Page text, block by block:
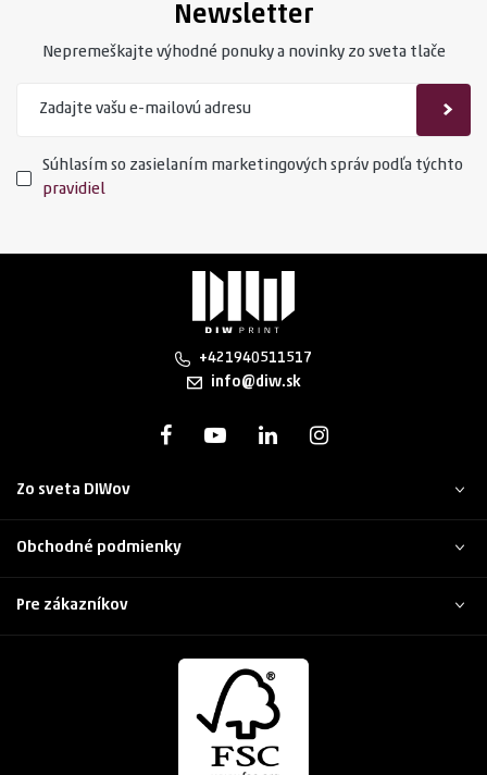
Newsletter
Nepremeškajte výhodné ponuky a novinky zo sveta tlače
Súhlasím so zasielaním marketingových správ podľa týchto
pravidiel
+421940511517
info@diw.sk
Zo sveta DIWov
Obchodné podmienky
Pre zákazníkov